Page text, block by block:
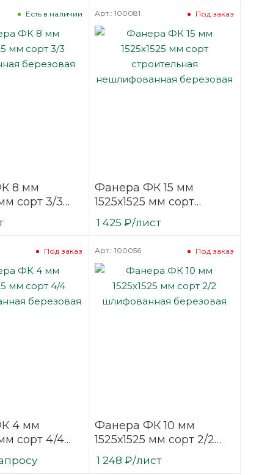
8 мм
сорт 3/3
Есть в наличии
Фанера ФК 15 мм
1525х1525 мм сорт
строительная
нешлифованная
Под заказ
Арт.: 100081
1 425 ₽/лист
4 мм
сорт 4/4
Под заказ
Фанера ФК 10 мм
1525х1525 мм сорт 2/2
шлифованная
березовая
Под заказ
Арт.: 100056
1 248 ₽/лист